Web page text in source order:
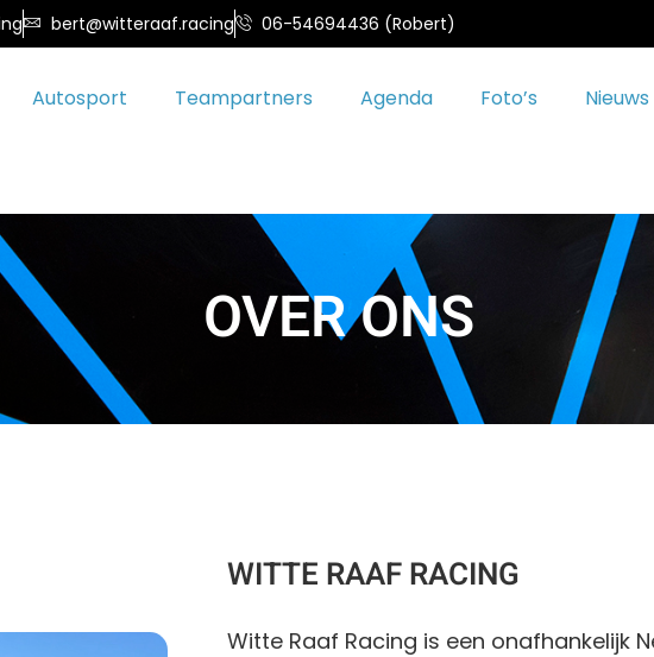
bert@witteraaf.racing 06-54694436 (Robert)
Autosport Teampartners Agenda Foto’s Nieuws
OVER ONS
WITTE RAAF RACING
Witte Raaf Racing is een onafhankelijk